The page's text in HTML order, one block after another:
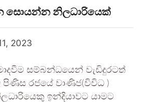
සොයන්න නිලධාරියෙක්
2023
සම්බන්ධයෙන් වැඩිදුරටත්
රජයේ වාණිජ(විවිධ )
ඉන්දියාවට යාමට